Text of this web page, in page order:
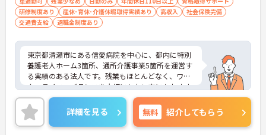
研修制度あり
産休･育休･介護休暇取得実績あり 高収入
社会保険完備
交通費支給
退職金制度あり
東京都清瀬市にある信愛病院を中心に、都内に特別
養護老人ホーム3箇所、通所介護事業5箇所を運営す
る実績のある法人です。残業もほとんどなく、ワー
ク・ライフ・バランスを大切にしたい方にもおすす
めです。資格があるけれど未経験、またはブランク
のある方も充実にOJTで安心して勤務できます。
ご興味のある方は面接対策ポイントなどお話致しま
すのでお気軽にお問い合わせください。
詳細を見る 無料 紹介してもらう